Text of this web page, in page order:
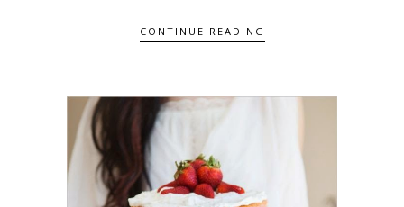
CONTINUE READING